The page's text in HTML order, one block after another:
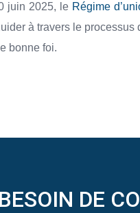
juin 2025, le Régime
à travers le
bonne foi.
DE